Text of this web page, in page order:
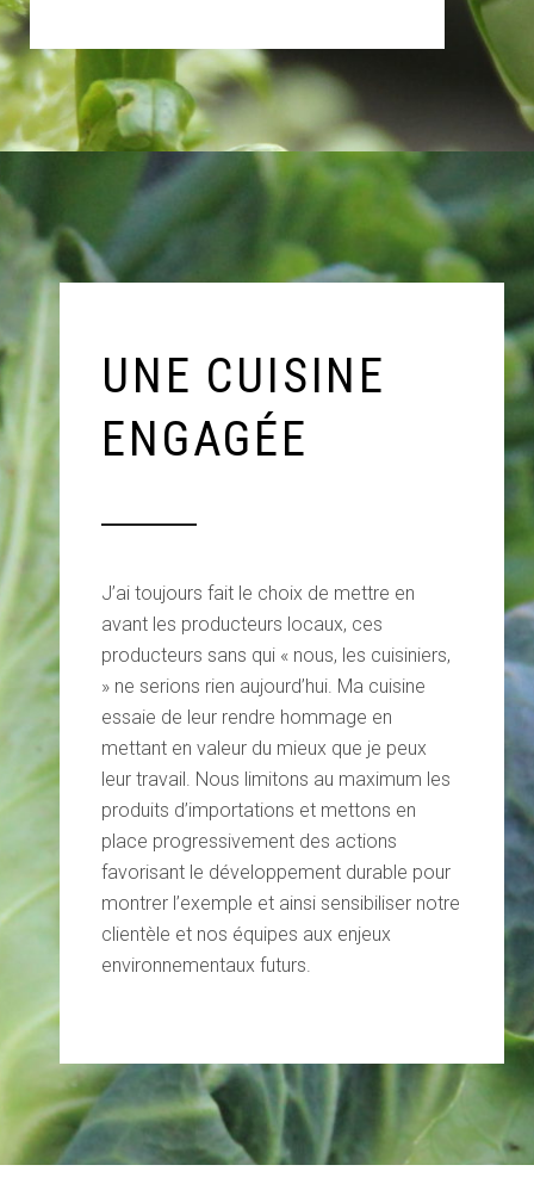
UNE CUISINE
ENGAGÉE
J’ai toujours fait le choix de mettre en
avant les producteurs locaux, ces
producteurs sans qui « nous, les cuisiniers,
» ne serions rien aujourd’hui. Ma cuisine
essaie de leur rendre hommage en
mettant en valeur du mieux que je peux
leur travail. Nous limitons au maximum les
produits d’importations et mettons en
place progressivement des actions
favorisant le développement durable pour
montrer l’exemple et ainsi sensibiliser notre
clientèle et nos équipes aux enjeux
environnementaux futurs.